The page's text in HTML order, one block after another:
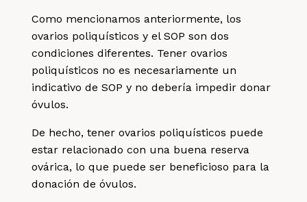
Como mencionamos anteriormente, los
ovarios poliquísticos y el SOP son dos
condiciones diferentes. Tener ovarios
poliquísticos no es necesariamente un
indicativo de SOP y no debería impedir donar
óvulos.
De hecho, tener ovarios poliquísticos puede
estar relacionado con una buena reserva
ovárica, lo que puede ser beneficioso para la
donación de óvulos.